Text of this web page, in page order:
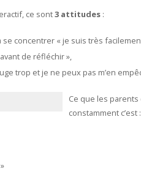
ce sont3 attitudes :
se concentrer « je suis très
de réfléchir »,
trop et je ne peux pas m’en
Ce que les
constamment c’est :